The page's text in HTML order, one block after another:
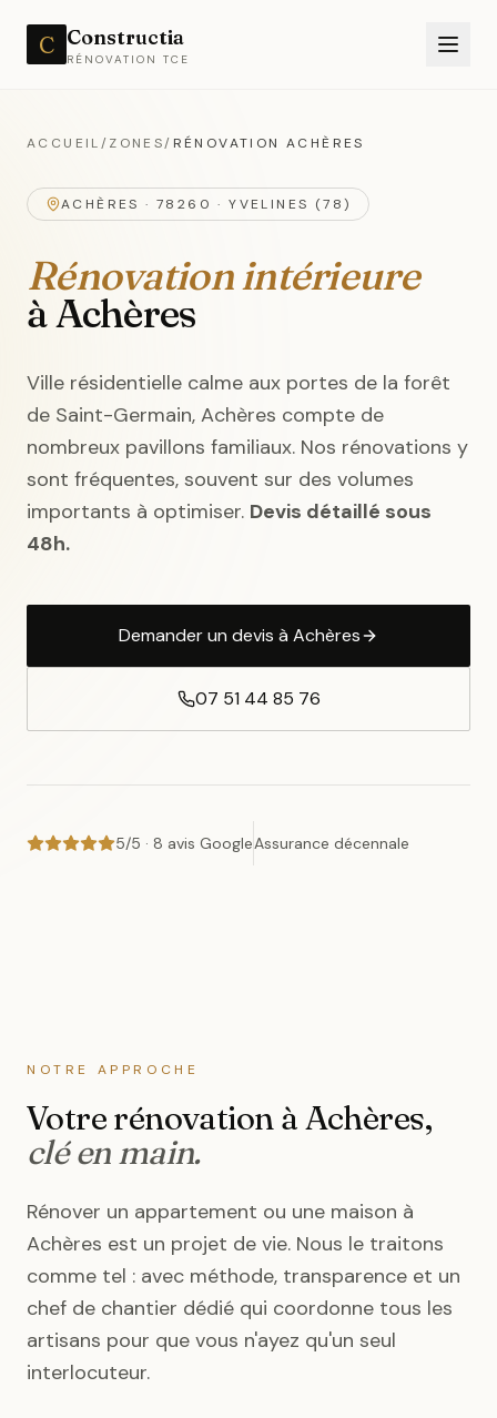
C Constructia
RÉNOVATION TCE
ACCUEIL/ZONES/ RÉNOVATIONACHÈRES
ACHÈRES ·78260 ·YVELINES (78)
Rénovation intérieure
à Achères
Ville résidentielle calme aux portes de la forêt
de Saint-Germain, Achères compte de
nombreux pavillons familiaux. Nos rénovations y
sont fréquentes, souvent sur des volumes
importants à optimiser. Devis détaillé sous
48h.
Demander un devis à Achères
07 51 44 85 76
5/5 · 8 avis GoogleAssurance décennale
NOTRE APPROCHE
Votre rénovationà Achères,
clé en main.
Rénover un appartement ou une maison à
Achères est un projet de vie. Nous le traitons
comme tel : avec méthode, transparence et un
chef de chantier dédié qui coordonne tous les
artisans pour que vous n'ayez qu'un seul
interlocuteur.